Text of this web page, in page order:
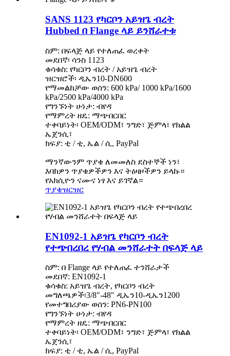
SANS 1123 የካርቦን አይዝጌ ብረት
Hubbed በ Flange ላይ ይንሸራተቱ
ስም: በፍላጅ ላይ የተለጠፈ ወረቀት
መደበኛ፡ ሳንስ 1123
ቁሳቁስ: የካርቦን ብረት / አይዝጌ ብረት
ዝርዝሮች፡ ዲኤን10-DN600
የማመልከቻው ወሰን: 600 kPa/ 1000 kPa/1600
kPa/2500 kPa/4000 kPa
የግንኙነት ሁነታ: ብየዳ
የማምረት ዘዴ: ማጭበርበር
ተቀባይነት፡ OEM/ODM፣ ንግድ፣ ጅምላ፣ የክልል
ኤጀንሲ፣
ክፍያ: ቲ / ቲ, ኤል / ሲ, PayPal
ማንኛውንም ጥያቄ ለመመለስ ደስተኞች ነን፣
እባክዎን ጥያቄዎችዎን እና ትዕዛዞችዎን ይላኩ።
የአክሲዮን ናሙና ነፃ እና ይገኛል።
ጥያቄዝርዝር
EN1092-1 አይዝጌ የካርቦን ብረት
የተጭበረበረ የሃብል መንሸራተት በፍላጅ ላይ
ስም: በ Flange ላይ የተለጠፈ ተንሸራታች
መደበኛ: EN1092-1
ቁሳቁስ: አይዝጌ ብረት, የካርቦን ብረት
መግለጫዎች፡3/8"-48" ዲኤን10-ዲኤን1200
የመተግበሪያው ወሰን: PN6-PN100
የግንኙነት ሁነታ: ብየዳ
የማምረት ዘዴ: ማጭበርበር
ተቀባይነት፡ OEM/ODM፣ ንግድ፣ ጅምላ፣ የክልል
ኤጀንሲ፣
ክፍያ: ቲ / ቲ, ኤል / ሲ, PayPal